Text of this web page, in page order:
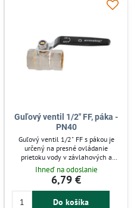
Guľový ventil 1/2" FF, páka -
PN40
Guľový ventil 1/2" FF s pákou je
určený na presné ovládanie
prietoku vody v závlahových a
technických systémoch. Mosadzné
prevedenie zaručuje odolnosť voči
korózii a tlaku do 40 barov. Ventil
sa ľahko montuje a spoľahlivo tesní
bez kvapkania. Vhodný pre záhrady,
Ihneď na odoslanie
6,79 €
Do košíka